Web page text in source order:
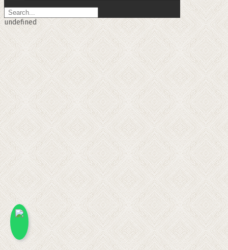
x
Kami akan menjawab pertanyaan Anda.
Silakan chat dengan salah satu Marketing
kami
undefined